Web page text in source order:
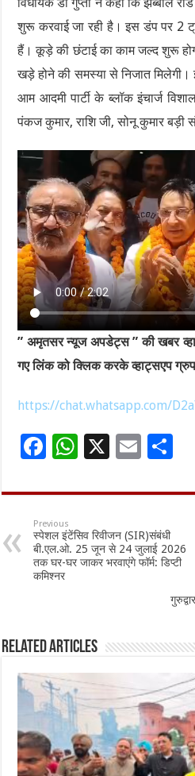
शुरू करवाई जा रही है। इस डंप पर 2
हैं। कूड़े की छंटाई का काम जल्द शुरू
खड़े होने की समस्या से निजात मिलेगी।
आम आदमी पार्टी के ब्लॉक इंचार्ज
पंकज कुमार, राशि जी, सोनू कुमार बड़ी
” अमृतसर न्यूज अपडेट्स ” की खबर
गए लिंक को क्लिक करके व्हाट्सएप
https://chat.whatsapp.com/
F
e
b
o
o
W
at
sA
p
p
X
E
ai
Previous
स्पेशल इंटेंसिव रिवीजन (SIR)संबंधी
बी.एल.ओ. 25 जून से 24 जुलाई 2026
तक घर-घर जाकर भरवाएंगे फॉर्म: डिप्टी
कमिश्नर
Related Articles